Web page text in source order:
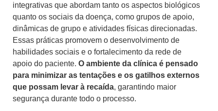
integrativas que abordam tanto os aspectos biológicos
quanto os sociais da doença, como grupos de apoio,
dinâmicas de grupo e atividades físicas direcionadas.
Essas práticas promovem o desenvolvimento de
habilidades sociais e o fortalecimento da rede de
apoio do paciente. O ambiente da clínica é pensado
para minimizar as tentações e os gatilhos externos
que possam levar à recaída, garantindo maior
segurança durante todo o processo.